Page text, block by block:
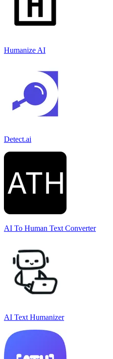
Humanize AI
Detect.ai
AI To Human Text Converter
AI Text Humanizer